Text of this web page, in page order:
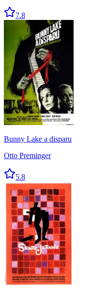
7.8
Bunny Lake a disparu
Otto Preminger
5.8